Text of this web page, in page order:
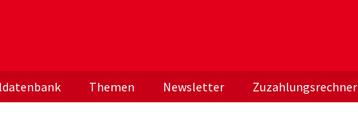
deutschen ApothekerInnen
Themen Newsletter Zuzahlungsrechner